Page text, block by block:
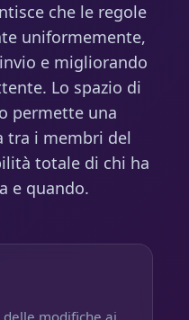
che le regole
uniformemente,
e migliorando
Lo spazio di
permette una
tra i membri del
totale di chi ha
e quando.
modifiche ai